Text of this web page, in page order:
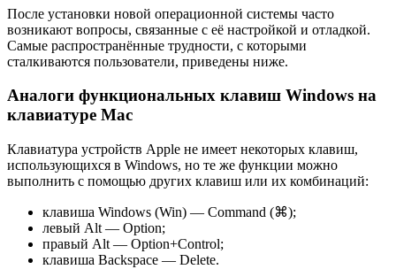
После установки новой операционной системы часто
возникают вопросы, связанные с её настройкой и отладкой.
Самые распространённые трудности, с которыми
сталкиваются пользователи, приведены ниже.
Аналоги функциональных клавиш Windows на
клавиатуре Mac
Клавиатура устройств Apple не имеет некоторых клавиш,
использующихся в Windows, но те же функции можно
выполнить с помощью других клавиш или их комбинаций:
клавиша Windows (Win) — Command (⌘);
левый Alt — Option;
правый Alt — Option+Control;
клавиша Backspace — Delete.